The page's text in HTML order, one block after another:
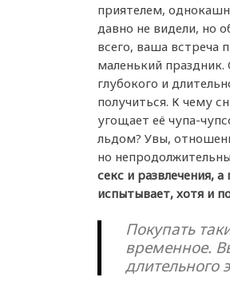
приятелем,
давно не видели, но
всего, ваша встреча
маленький
глубокого и
получиться. К чему
угощает её чупа-
льдом? Увы,
но
секс и развлечения,
испытывает, хотя и
Покупать
временное.
длительного